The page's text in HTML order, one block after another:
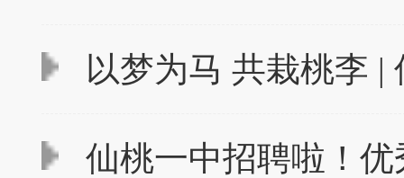
以梦为马 共栽桃李 |
仙桃一中招聘啦！优